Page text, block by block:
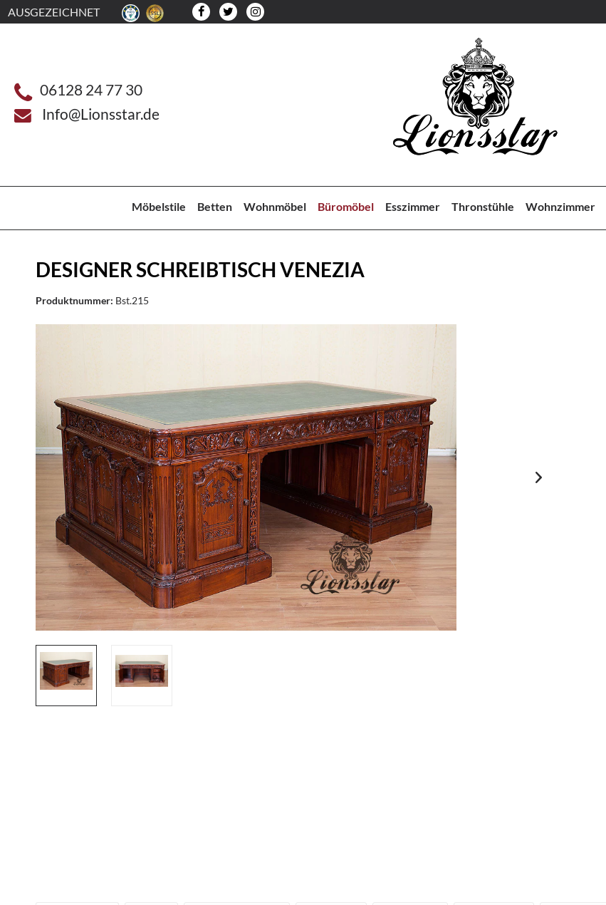
AUSGEZEICHNET
06128 24 77 30
Info@Lionsstar.de
Möbelstile Betten Wohnmöbel Büromöbel Esszimmer Thronstühle Wohnzimmer
DESIGNER SCHREIBTISCH VENEZIA
Produktnummer: Bst.215